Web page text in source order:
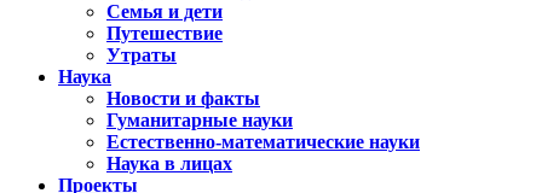
Семья и дети
Путешествие
Утраты
Наука
Новости и факты
Гуманитарные науки
Естественно-математические науки
Наука в лицах
Проекты